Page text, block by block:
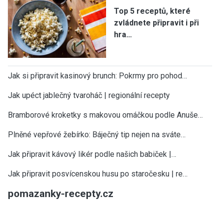
Top 5 receptů, které
zvládnete připravit i při
hra…
Jak si připravit kasinový brunch: Pokrmy pro pohod…
Jak upéct jablečný tvaroháč | regionální recepty
Bramborové kroketky s makovou omáčkou podle Anuše…
Plněné vepřové žebírko: Báječný tip nejen na sváte…
Jak připravit kávový likér podle našich babiček |…
Jak připravit posvícenskou husu po staročesku | re…
pomazanky-recepty.cz